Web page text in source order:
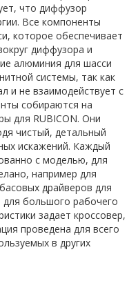
что диффузор
Все компоненты
которое обеспечивает
диффузора и
алюминия для шасси
системы, так как
и не взаимодействует с
собираются на
для RUBICON. Они
чистый, детальный
искажений. Каждый
с моделью, для
например для
драйверов для
большого рабочего
задает кроссовер,
проведена для всего
в других